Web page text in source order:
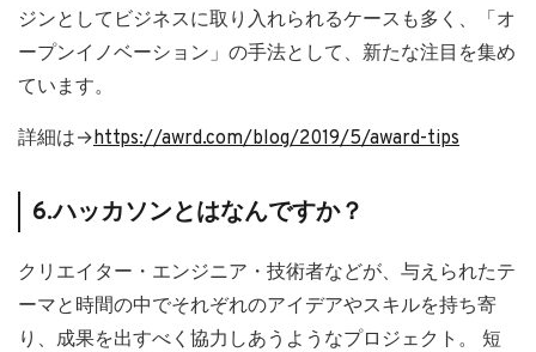
ジンとしてビジネスに取り入れられるケースも多く、「オ
ープンイノベーション」の手法として、新たな注目を集め
ています。
詳細は→https://awrd.com/blog/2019/5/award-tips
6.ハッカソンとはなんですか？
クリエイター・エンジニア・技術者などが、与えられたテ
ーマと時間の中でそれぞれのアイデアやスキルを持ち寄
り、成果を出すべく協力しあうようなプロジェクト。 短